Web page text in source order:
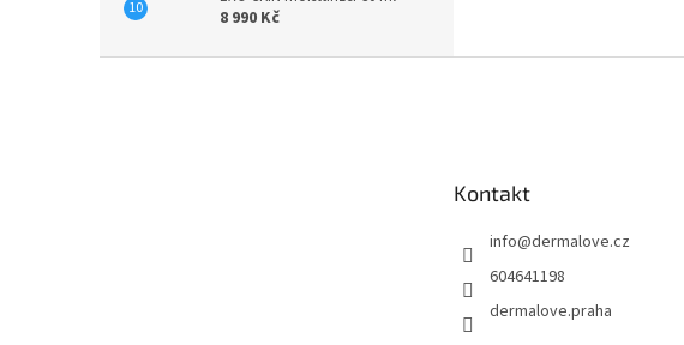
8 990 Kč
Kontakt
info@dermalove.cz
604641198
dermalove.praha